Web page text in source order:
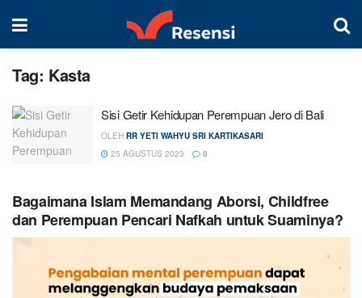
Tag: Kasta
Sisi Getir Kehidupan Perempuan Jero di Bali
OLEH RR YETI WAHYU SRI KARTIKASARI
25 AGUSTUS 2023
0
Bagaimana Islam Memandang Aborsi, Childfree
dan Perempuan Pencari Nafkah untuk Suaminya?